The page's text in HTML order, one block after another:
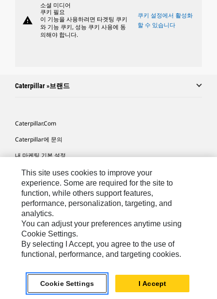
warning
소셜 미디어
쿠키 필요
이 기능을 사용하려면 타겟팅 쿠키
와 기능 쿠키, 성능 쿠키 사용에 동
의해야 합니다.
쿠키 설정에서 활성화
할 수 있습니다
Caterpillar »브랜드
Caterpillar.com
Caterpillar에 문의
내 마케팅 기본 설정
사이트 맵
Cookie Settings
법적 고지
개인정보취급방침
위치정보 이용약관
KR - Korean© 2026 Caterpillar. 판권 소유
This site uses cookies to improve your
experience. Some are required for the site to
function, while others support features,
performance, personalization, targeting, and
analytics.
You can adjust your preferences anytime using
Cookie Settings.
By selecting I Accept, you agree to the use of
functional, performance, and targeting cookies.
Cookie Settings I Accept